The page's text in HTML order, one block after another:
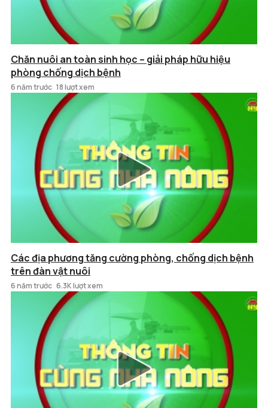
Chăn nuôi an toàn sinh học – giải pháp hữu hiệu
phòng chống dịch bệnh
6 năm trước 18 lượt xem
Các địa phương tăng cường phòng, chống dịch bệnh
trên đàn vật nuôi
6 năm trước 6.3K lượt xem